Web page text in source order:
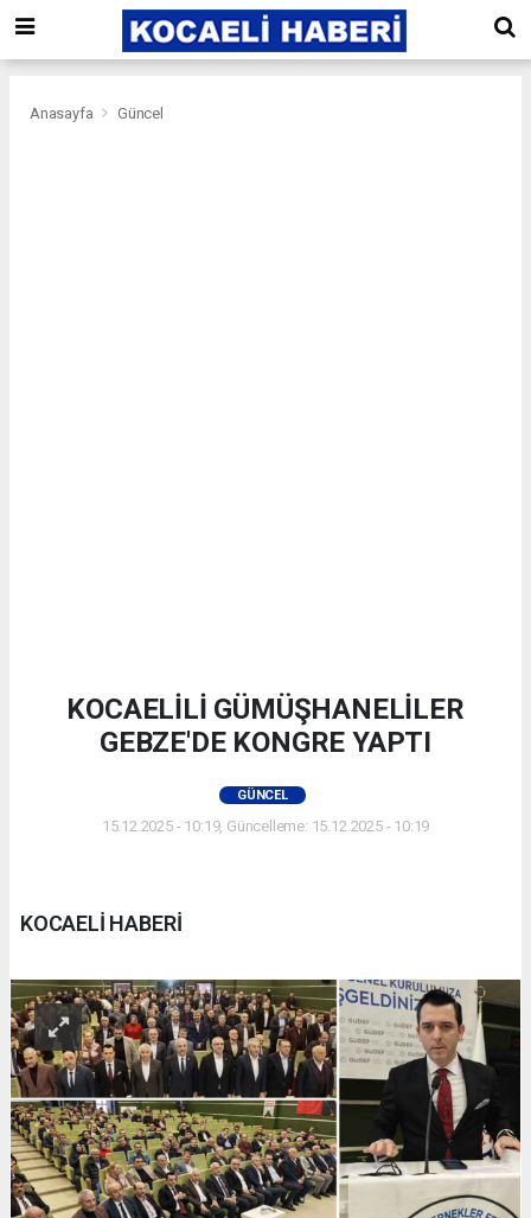
Anasayfa Güncel
KOCAELİLİ GÜMÜŞHANELİLER
GEBZE'DE KONGRE YAPTI
GÜNCEL
15.12.2025 - 10:19, Güncelleme: 15.12.2025 - 10:19
KOCAELİ HABERİ